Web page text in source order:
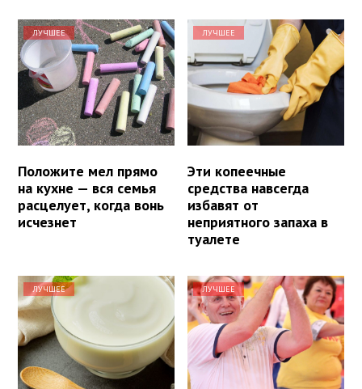
ЛУЧШЕЕ
Положите мел прямо
на кухне — вся семья
расцелует, когда вонь
исчезнет
ЛУЧШЕЕ
Эти копеечные
средства навсегда
избавят от
неприятного запаха в
туалете
ЛУЧШЕЕ ЛУЧШЕЕ